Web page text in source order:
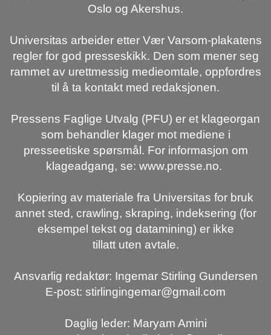
Oslo og Akershus.
Universitas arbeider etter Vær Varsom-plakatens
regler for god presseskikk. Den som mener seg
rammet av urettmessig medieomtale, oppfordres
til å ta kontakt med redaksjonen.
Pressens Faglige Utvalg (PFU) er et klageorgan
som behandler klager mot mediene i
presseetiske spørsmål. For informasjon om
klageadgang, se: www.presse.no.
Kopiering av materiale fra Universitas for bruk
annet sted, crawling, skraping, indeksering (for
eksempel tekst og datamining) er ikke
tillatt uten avtale.
Ansvarlig redaktør: Ingemar Stirling Gundersen
E-post: stirlingingemar@gmail.com
Daglig leder: Maryam Amini